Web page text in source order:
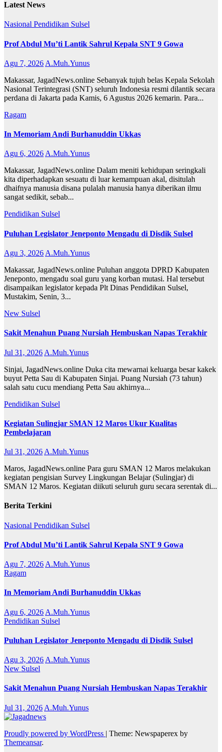
Latest News
Nasional Pendidikan Sulsel
Prof Abdul Mu’ti Lantik Sahrul Kepala SNT 9 Gowa
Agu 7, 2026 A.Muh.Yunus
Makassar, JagadNews.online Sebanyak tujuh belas Kepala Sekolah
Nasional Terintegrasi (SNT) seluruh Indonesia resmi dilantik secara
perdana di Jakarta pada Kamis, 6 Agustus 2026 kemarin. Para...
Ragam
In Memoriam Andi Burhanuddin Ukkas
Agu 6, 2026A.Muh.Yunus
Makassar, JagadNews.online Dalam meniti kehidupan seringkali
kita diperhadapkan sesuatu di luar kemampuan akal, disitulah
dhaifnya manusia disana pulalah manusia hanya diberikan ilmu
sangat sedikit, sebab...
Pendidikan Sulsel
Puluhan Legislator Jeneponto Mengadu di Disdik Sulsel
Agu 3, 2026 A.Muh.Yunus
Makassar, JagadNews.online Puluhan anggota DPRD Kabupaten
Jeneponto, mengadu soal guru yang korban mutasi. Hal tersebut
disampaikan legislator kepada Plt Dinas Pendidikan Sulsel,
Mustakim, Senin, 3...
New Sulsel
Sakit Menahun Puang Nursiah Hembuskan Napas Terakhir
Jul 31, 2026 A.Muh.Yunus
Sinjai, JagadNews.online Duka cita mewarnai keluarga besar kakek
buyut Petta Sau di Kabupaten Sinjai. Puang Nursiah (73 tahun)
salah satu cucu mendiang Petta Sau akhirnya...
Pendidikan Sulsel
Kegiatan Sulingjar SMAN 12 Maros Ukur Kualitas
Pembelajaran
Jul 31, 2026 A.Muh.Yunus
Maros, JagadNews.online Para guru SMAN 12 Maros melakukan
kegiatan pengisian Survey Lingkungan Belajar (Sulingjar) di
SMAN 12 Maros. Kegiatan diikuti seluruh guru secara serentak di...
Berita Terkini
Nasional Pendidikan Sulsel
Prof Abdul Mu’ti Lantik Sahrul Kepala SNT 9 Gowa
Agu 7, 2026 A.Muh.Yunus
Ragam
In Memoriam Andi Burhanuddin Ukkas
Agu 6, 2026 A.Muh.Yunus
Pendidikan Sulsel
Puluhan Legislator Jeneponto Mengadu di Disdik Sulsel
Agu 3, 2026 A.Muh.Yunus
New Sulsel
Sakit Menahun Puang Nursiah Hembuskan Napas Terakhir
Jul 31, 2026 A.Muh.Yunus
Proudly powered by WordPress | Theme: Newspaperex by
Themeansar.